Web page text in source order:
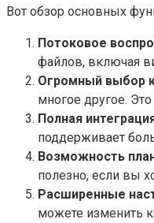
Вот обзор основных
Потоковое
файлов, включая
Огромный выбор
многое другое.
Полная
поддерживает
Возможность
полезно, если вы
Расширенные
можете изменить